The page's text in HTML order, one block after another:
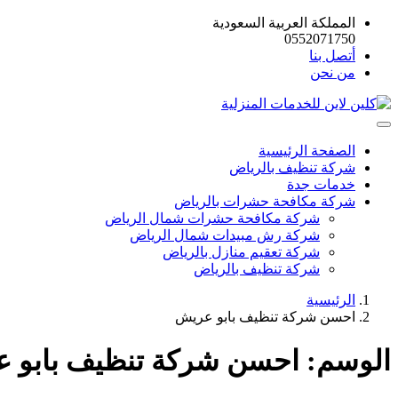
المملكة العربية السعودية
0552071750
أتصل بنا
من نحن
الصفحة الرئيسية
شركة تنظيف بالرياض
خدمات جدة
شركة مكافحة حشرات بالرياض
شركة مكافحة حشرات شمال الرياض
شركة رش مبيدات شمال الرياض
شركة تعقيم منازل بالرياض
شركة تنظيف بالرياض
الرئيسية
احسن شركة تنظيف بابو عريش
الوسم: احسن شركة تنظيف